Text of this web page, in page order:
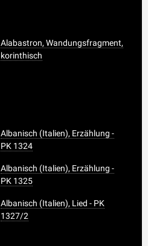
Alabastron, Wandungsfragment,
korinthisch
Albanisch (Italien), Erzählung -
PK 1324
Albanisch (Italien), Erzählung -
PK 1325
Albanisch (Italien), Lied - PK
1327/2